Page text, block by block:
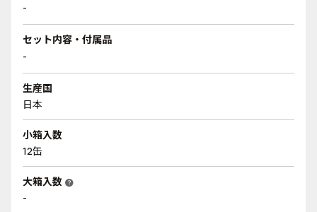
-
セット内容・付属品
-
生産国
日本
小箱入数
12缶
大箱入数 help
-